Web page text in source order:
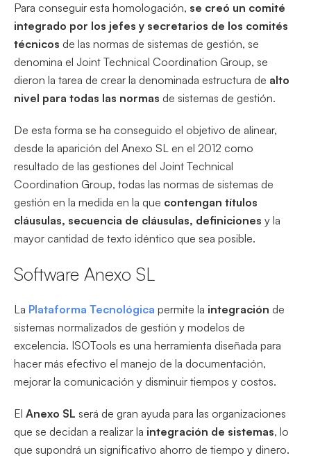
Para conseguir esta homologación, se creó un comité
integrado por los jefes y secretarios de los comités
técnicos de las normas de sistemas de gestión, se
denomina el Joint Technical Coordination Group, se
dieron la tarea de crear la denominada estructura de alto
nivel para todas las normas de sistemas de gestión.
De esta forma se ha conseguido el objetivo de alinear,
desde la aparición del Anexo SL en el 2012 como
resultado de las gestiones del Joint Technical
Coordination Group, todas las normas de sistemas de
gestión en la medida en la que contengan títulos
cláusulas, secuencia de cláusulas, definiciones y la
mayor cantidad de texto idéntico que sea posible.
Software Anexo SL
La Plataforma Tecnológica permite la integración de
sistemas normalizados de gestión y modelos de
excelencia. ISOTools es una herramienta diseñada para
hacer más efectivo el manejo de la documentación,
mejorar la comunicación y disminuir tiempos y costos.
El Anexo SL será de gran ayuda para las organizaciones
que se decidan a realizar la integración de sistemas, lo
que supondrá un significativo ahorro de tiempo y dinero.